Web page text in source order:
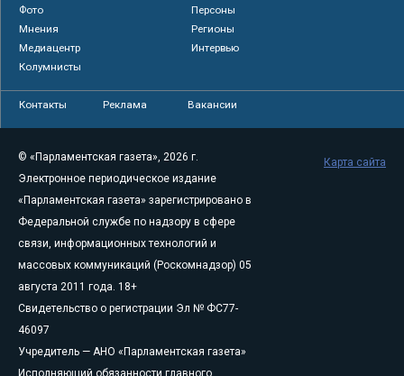
Фото
Персоны
Мнения
Регионы
Медиацентр
Интервью
Колумнисты
Контакты Реклама Вакансии
© «Парламентская газета», 2026 г.
Электронное периодическое издание
«Парламентская газета» зарегистрировано в
Федеральной службе по надзору в сфере
связи, информационных технологий и
массовых коммуникаций (Роскомнадзор) 05
августа 2011 года. 18+
Свидетельство о регистрации Эл № ФС77-
46097
Учредитель — АНО «Парламентская газета»
Исполняющий обязанности главного
Карта сайта